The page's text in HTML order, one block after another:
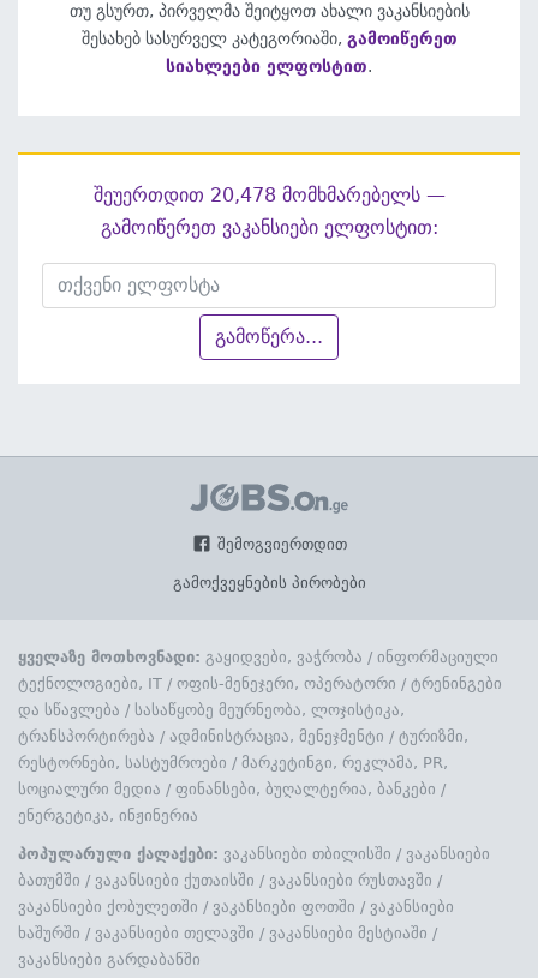
თუ გსურთ, პირველმა შეიტყოთ ახალი ვაკანსიების
შესახებ სასურველ კატეგორიაში, გამოიწერეთ
სიახლეები ელფოსტით.
შეუერთდით 20,478 მომხმარებელს —
გამოიწერეთ ვაკანსიები ელფოსტით:
გამოწერა...
შემოგვიერთდით
გამოქვეყნების პირობები
ყველაზე მოთხოვნადი: გაყიდვები, ვაჭრობა / ინფორმაციული
ტექნოლოგიები, IT / ოფის-მენეჯერი, ოპერატორი / ტრენინგები
და სწავლება / სასაწყობე მეურნეობა, ლოჯისტიკა,
ტრანსპორტირება / ადმინისტრაცია, მენეჯმენტი / ტურიზმი,
რესტორნები, სასტუმროები / მარკეტინგი, რეკლამა, PR,
სოციალური მედია / ფინანსები, ბუღალტერია, ბანკები /
ენერგეტიკა, ინჟინერია
პოპულარული ქალაქები: ვაკანსიები თბილისში / ვაკანსიები
ბათუმში / ვაკანსიები ქუთაისში / ვაკანსიები რუსთავში /
ვაკანსიები ქობულეთში / ვაკანსიები ფოთში / ვაკანსიები
ხაშურში / ვაკანსიები თელავში / ვაკანსიები მესტიაში /
ვაკანსიები გარდაბანში